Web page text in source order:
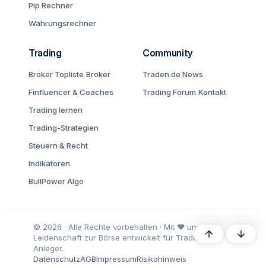
Pip Rechner
Währungsrechner
Trading
Broker Topliste Broker
Finfluencer & Coaches
Trading lernen
Trading-Strategien
Steuern & Recht
Indikatoren
BullPower Algo
Community
Traden.de News
Trading Forum Kontakt
© 2026 · Alle Rechte vorbehalten · Mit ♥ und
Leidenschaft zur Börse entwickelt für Trader und
Anleger.
DatenschutzAGBImpressumRisikohinweis
Oben Unten